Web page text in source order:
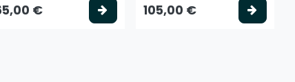
vaihtoehto
€ Valitse vaihtoehto
105,00 €